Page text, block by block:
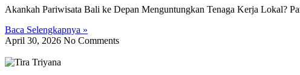
Akankah Pariwisata Bali ke Depan Menguntungkan Tenaga Kerja Lokal?
Baca Selengkapnya »
April 30, 2026 No Comments